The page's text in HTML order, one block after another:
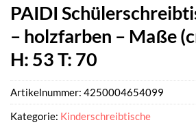
PAIDI
– holzfarben – Maße
H: 53 T: 70
Artikelnummer: 4250004654099
Kategorie: Kinderschreibtische